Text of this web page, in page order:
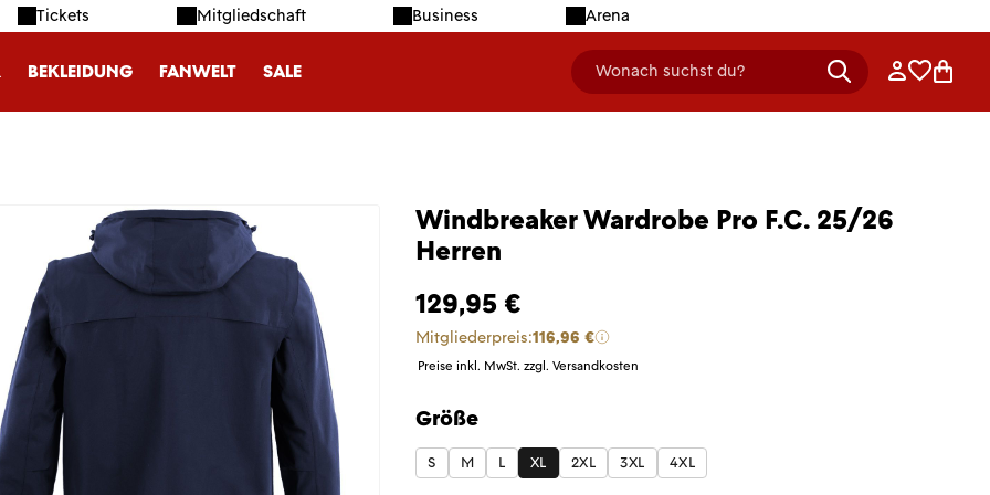
Tickets Mitgliedschaft Business Arena
BEKLEIDUNG FANWELT SALE Wonach suchst du?
header.searchDescription Anmelden
Windbreaker Wardrobe Pro F.C. 25/26
Herren
129,95 €
Mitgliederpreis:116,96 €
Preise inkl. MwSt. zzgl. Versandkosten
Größe
auswählen
S M L XL 2XL 3XL 4XL